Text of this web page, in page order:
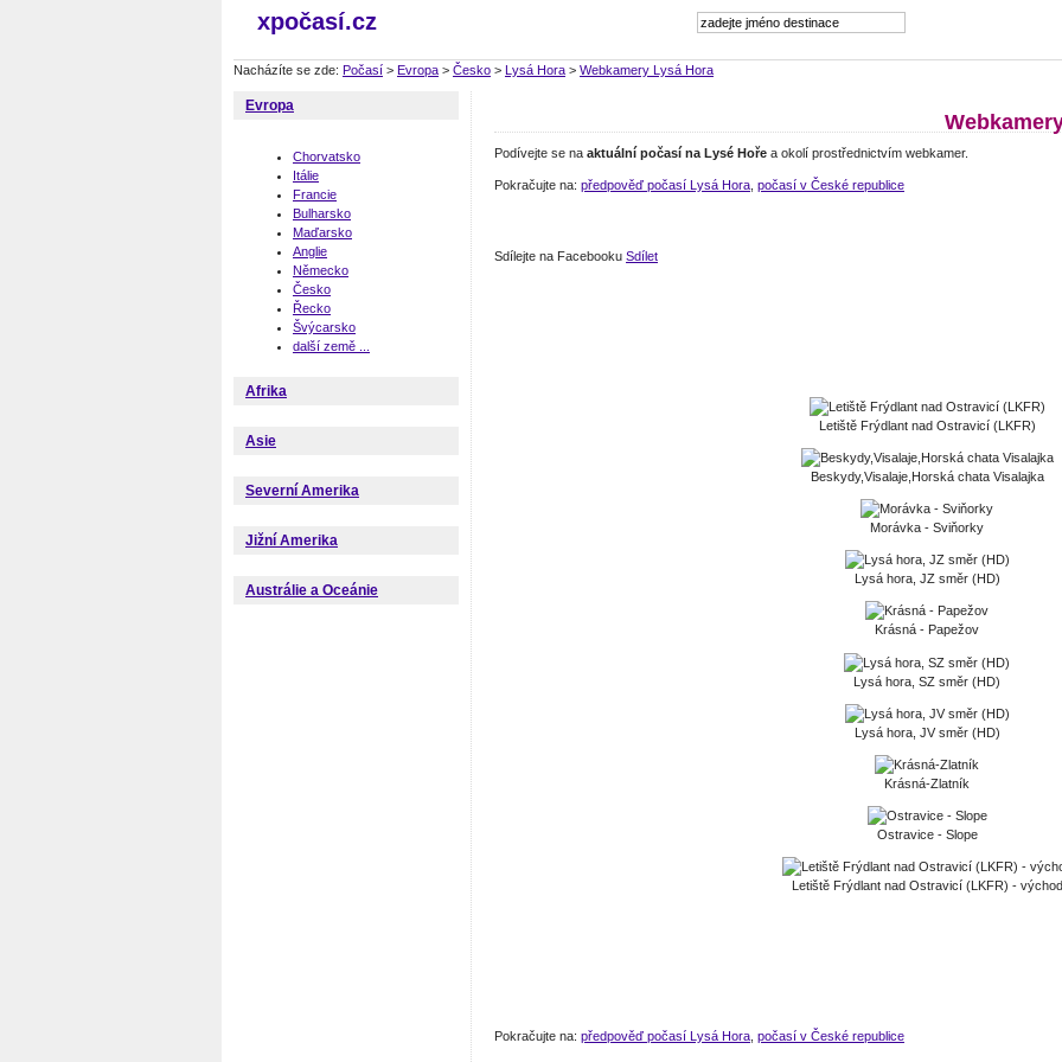
xpočasí.cz
Nacházíte se zde: Počasí > Evropa > Česko > Lysá Hora > Webkamery Lysá Hora
Evropa
Chorvatsko
Itálie
Francie
Bulharsko
Maďarsko
Anglie
Německo
Česko
Řecko
Švýcarsko
další země ...
Afrika
Asie
Severní Amerika
Jižní Amerika
Austrálie a Oceánie
Podívejte se na aktuální počasí na Lysé Hoře a okolí prostřednictvím webkamer.
Pokračujte na: předpověď počasí Lysá Hora počasí v České republice
Sdílejte na Facebooku Sdílet
Letiště Frýdlant nad Ostravicí (LKFR)
Beskydy,Visalaje,Horská chata Visalajka
Morávka - Sviňorky
Lysá hora, JZ směr (HD)
Krásná - Papežov
Lysá hora, SZ směr (HD)
Lysá hora, JV směr (HD)
Krásná-Zlatník
Ostravice - Slope
Letiště Frýdlant nad Ostravicí (LKFR) - východ
Pokračujte na: předpověď počasí Lysá Hora počasí v České republice